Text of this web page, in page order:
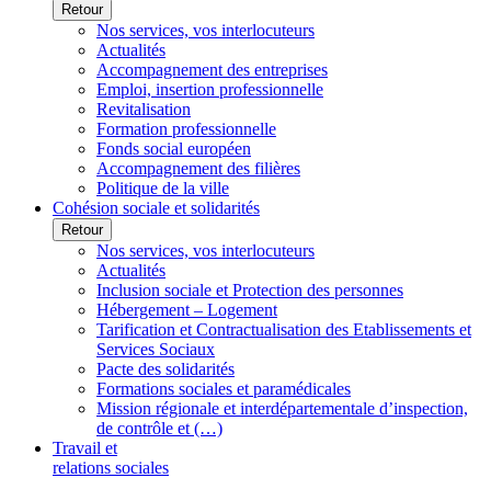
Retour
Nos services, vos interlocuteurs
Actualités
Accompagnement des entreprises
Emploi, insertion professionnelle
Revitalisation
Formation professionnelle
Fonds social européen
Accompagnement des filières
Politique de la ville
Cohésion sociale et solidarités
Retour
Nos services, vos interlocuteurs
Actualités
Inclusion sociale et Protection des personnes
Hébergement – Logement
Tarification et Contractualisation des Etablissements et
Services Sociaux
Pacte des solidarités
Formations sociales et paramédicales
Mission régionale et interdépartementale d’inspection,
de contrôle et (…)
Travail et
relations sociales